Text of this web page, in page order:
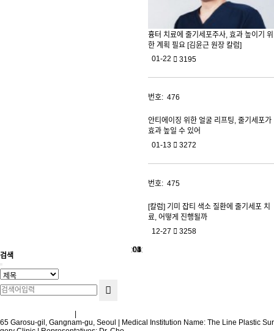
흉터 치료에 줄기세포주사, 효과 높이기 위
한 계획 필요 [김윤근 원장 칼럼]
01-22
3195
476
안티에이징 위한 얼굴 리프팅, 줄기세포가
효과 높일 수 있어
01-13
3272
475
[칼럼] 기미 잡티 색소 질환에 줄기세포 치
료, 어떻게 진행될까
12-27
3258
〈〈
〈
01
02
03
04
05
〉
〉〉
검색
|
65 Garosu-gil, Gangnam-gu, Seoul | Medical Institution Name: The Line Plastic Sur